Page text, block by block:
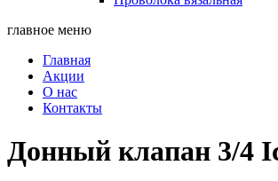
главное меню
Главная
Акции
О нас
Контакты
Донный клапан 3/4